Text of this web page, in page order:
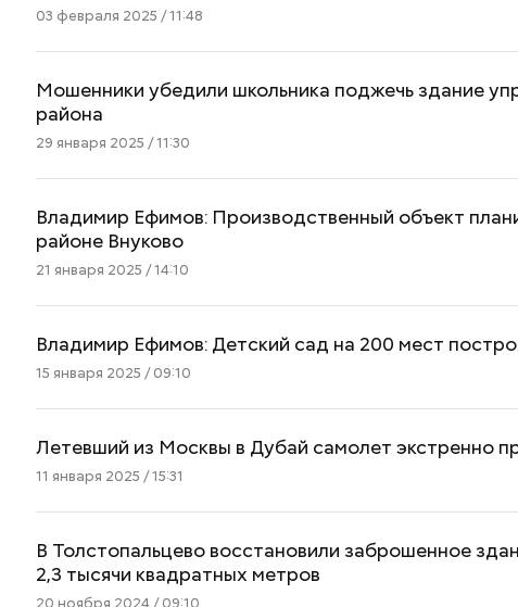
03 февраля 2025 / 11:48
Мошенники убедили школьника поджечь здание
района
29 января 2025 / 11:30
Владимир Ефимов: Производственный объект
районе Внуково
21 января 2025 / 14:10
Владимир Ефимов: Детский сад на 200 мест
15 января 2025 / 09:10
Летевший из Москвы в Дубай самолет экстренно
11 января 2025 / 15:31
В Толстопальцево восстановили заброшенное
2,3 тысячи квадратных метров
20 ноября 2024 / 09:10